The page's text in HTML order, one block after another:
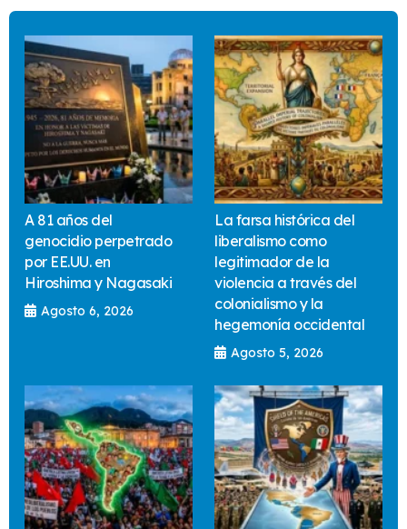
A 81 años del
genocidio perpetrado
por EE.UU. en
Hiroshima y Nagasaki
Agosto 6, 2026
La farsa histórica del
liberalismo como
legitimador de la
violencia a través del
colonialismo y la
hegemonía occidental
Agosto 5, 2026